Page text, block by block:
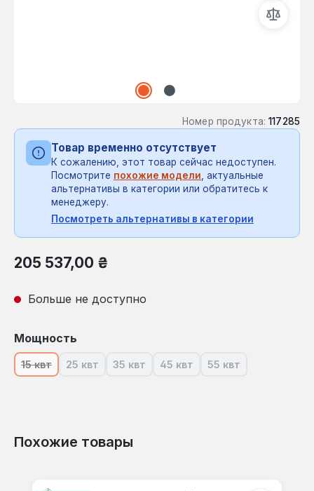
Номер продукта: 117285
Товар временно отсутствует
К сожалению, этот товар сейчас недоступен.
Посмотрите похожие модели, актуальные
альтернативы в категории или обратитесь к
менеджеру.
Посмотреть альтернативы в категории
Обычная цена:
205 537,00 ₴
Больше не доступно
Выберите
Мощность
15 квт(В настоящее время эта опция недоступна.)
25 квт(В настоящее время эта опция недоступна.)
35 квт(В настоящее время эта опция
45 квт(В настоящее время эта
55 квт(В настоящее
Похожие товары